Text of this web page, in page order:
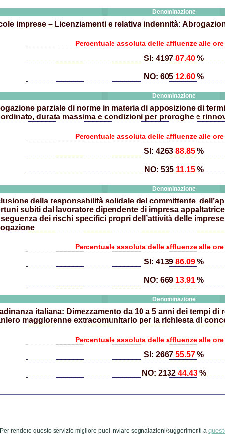
Denominazione
imprese – Licenziamenti e relativa indennità:
Percentuale assoluta delle affluenze alle ore
SI: 4197 87.40 %
NO: 605 12.60 %
Denominazione
parziale di norme in materia di apposizione di
durata massima e condizioni per proroghe e
Percentuale assoluta delle affluenze alle ore
SI: 4263 88.85 %
NO: 53511.15 %
Denominazione
della responsabilità solidale del committente,
subiti dal lavoratore dipendente di impresa
dei rischi specifici propri dell’attività delle
Percentuale assoluta delle affluenze alle ore
SI: 4139 86.09 %
NO: 669 13.91 %
Denominazione
italiana: Dimezzamento da 10 a 5 anni dei tempi di
maggiorenne extracomunitario per la richiesta di
Percentuale assoluta delle affluenze alle ore
SI: 2667 55.57 %
NO: 213244.43 %
Per rendere questo servizio migliore puoi inviare segnalazioni/suggerimenti a